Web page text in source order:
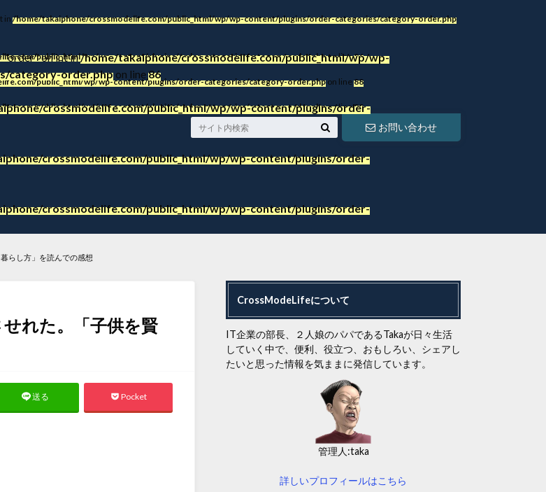
in/home/takaiphone/crossmodelife.com/public_html/wp/wp-content/plugins/order-categories/category-order.php
public_html/wp/wp-content/plugins/order-categories/category-order.phpon line86
public_html/wp/wp-content/plugins/order-categories/category-order.php on line 88
public_html/wp/wp-content/plugins/order-categories/category-order.phpon line88
お問い合わせ
"order" on int in/home/takaiphone/crossmodelife.com/public_html/wp/wp-
category-order.php on line86
crossmodelife.com/public_html/wp/wp-content/plugins/order-
crossmodelife.com/public_html/wp/wp-content/plugins/order-
crossmodelife.com/public_html/wp/wp-content/plugins/order-
らし方」を読んでの感想
れた。「子供を賢
送る Pocket
CrossModeLifeについて
IT企業の部長、２人娘のパパであるTakaが日々生活
していく中で、便利、役立つ、おもしろい、シェアし
たいと思った情報を気ままに発信しています。
管理人:taka
詳しいプロフィールはこちら